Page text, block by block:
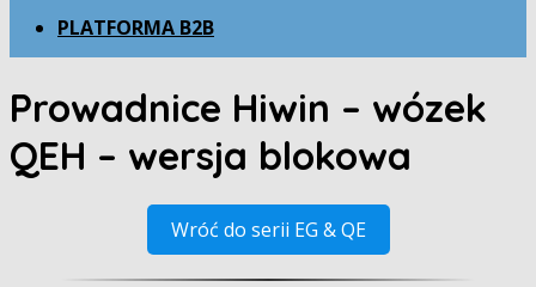
PLATFORMA B2B
Prowadnice Hiwin – wózek
QEH – wersja blokowa
Wróć do serii EG & QE